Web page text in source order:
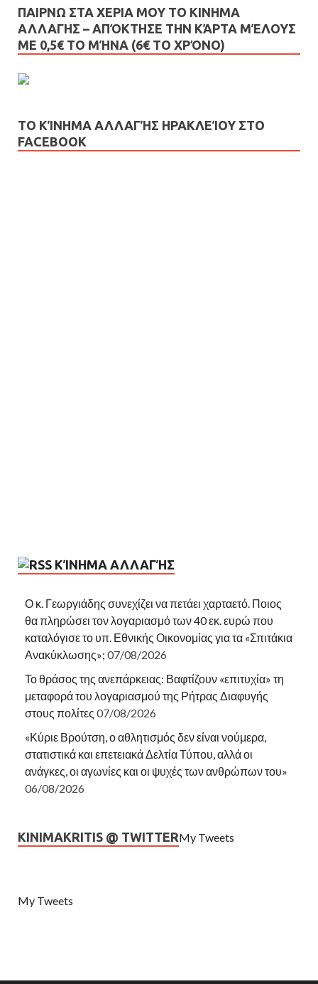
ΠΑΙΡΝΩ ΣΤΑ ΧΕΡΙΑ ΜΟΥ ΤΟ ΚΙΝΗΜΑ
ΑΛΛΑΓΗΣ – AΠΌΚΤΗΣΕ ΤΗΝ ΚΆΡΤΑ ΜΈΛΟΥΣ
ΜΕ 0,5€ ΤΟ ΜΉΝΑ (6€ ΤΟ ΧΡΌΝΟ)
ΤΟ ΚΊΝΗΜΑ ΑΛΛΑΓΉΣ ΗΡΑΚΛΕΊΟΥ ΣΤΟ
FACEBOOK
ΚΊΝΗΜΑ ΑΛΛΑΓΉΣ
Ο κ. Γεωργιάδης συνεχίζει να πετάει χαρταετό. Ποιος
θα πληρώσει τον λογαριασμό των 40 εκ. ευρώ που
καταλόγισε το υπ. Εθνικής Οικονομίας για τα «Σπιτάκια
Ανακύκλωσης»; 07/08/2026
Το θράσος της ανεπάρκειας: Βαφτίζουν «επιτυχία» τη
μεταφορά του λογαριασμού της Ρήτρας Διαφυγής
στους πολίτες 07/08/2026
«Κύριε Βρούτση, ο αθλητισμός δεν είναι νούμερα,
στατιστικά και επετειακά Δελτία Τύπου, αλλά οι
ανάγκες, οι αγωνίες και οι ψυχές των ανθρώπων του»
06/08/2026
KINIMAKRITIS @ TWITTERMy Tweets
My Tweets